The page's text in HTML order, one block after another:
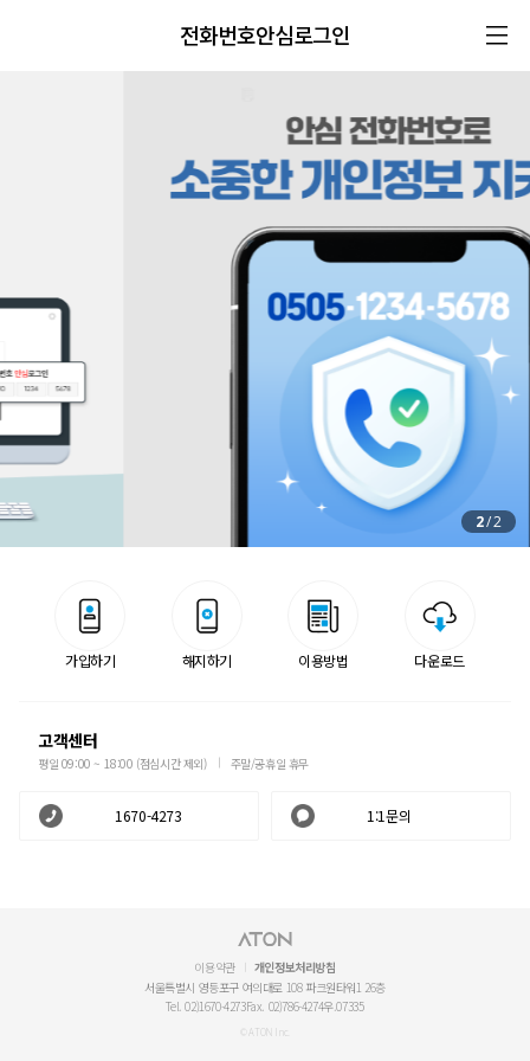
전화번호안심로그인
2/2
가입하기 해지하기 이용방법 다운로드
고객센터
평일 09:00 ~ 18:00 (점심시간 제외) 주말/공휴일 휴무
1670-4273 1:1문의
이용약관
개인정보처리방침
서울특별시 영등포구 여의대로 108 파크원타워1 26층
Tel. 02)1670-4273Fax. 02)786-4274우.07335
© ATON Inc.